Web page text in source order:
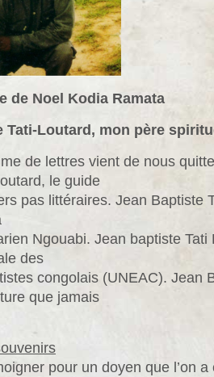
de Noel Kodia Ramata
Tati-Loutard, mon père
de lettres vient de nous
le guide
pas littéraires. Jean Baptiste
Ngouabi. Jean baptiste
des
congolais (UNEAC). Jean
que jamais
pour un doyen que l’on